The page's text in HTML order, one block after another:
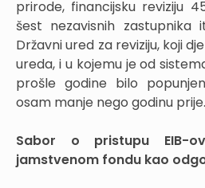
prirode, financijsku reviziju
šest nezavisnih
Državni ured za reviziju, koji
ureda, i u kojemu je od
prošle godine bilo
osam manje nego godinu prije.
Sabor o pristupu EIB-
jamstvenom fondu kao